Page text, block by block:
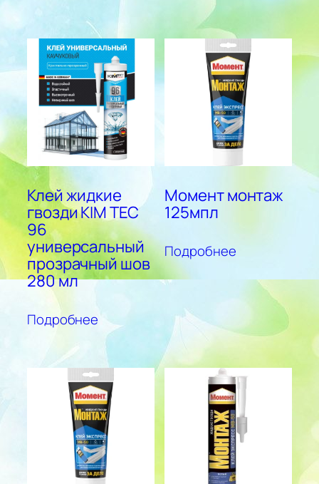
Клей жидкие
гвозди KIM TEC
96
универсальный
прозрачный шов
280 мл
Подробнее
Момент монтаж
125мпл
Подробнее